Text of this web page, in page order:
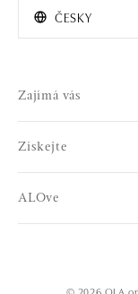
ČESKY
Zajímá vás
Získejte
ALOve
© 2026 OLA